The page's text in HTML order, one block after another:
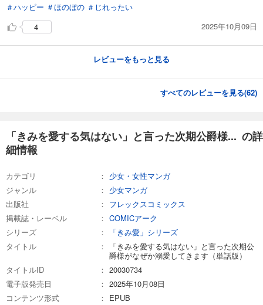
＃ハッピー ＃ほのぼの ＃じれったい
4
2025年10月09日
レビューをもっと見る
すべてのレビューを見る(62)
「きみを愛する気はない」と言った次期公爵様... の詳
細情報
カテゴリ
少女・女性マンガ
ジャンル
少女マンガ
出版社
フレックスコミックス
掲載誌・レーベル
COMICアーク
シリーズ
「きみ愛」シリーズ
タイトル
「きみを愛する気はない」と言った次期公
爵様がなぜか溺愛してきます（単話版）
タイトルID
20030734
電子版発売日
2025年10月08日
コンテンツ形式
EPUB